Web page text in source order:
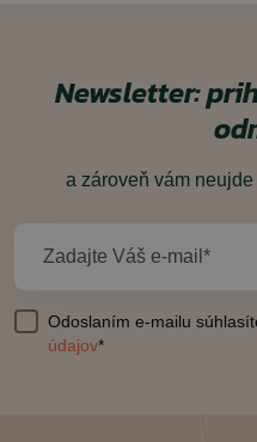
Newsletter:
a zároveň vám
Zadajte Váš e-mail*
Odoslaním e-mailu
údajov*